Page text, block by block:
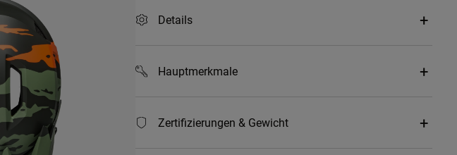
Details
Hauptmerkmale
Zertifizierungen & Gewicht